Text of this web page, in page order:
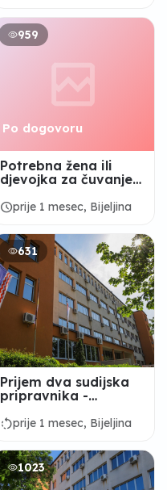
959
Po dogovoru
Potrebna žena ili
djevojka za čuvanje
scheduleprije 1 mesec, Bijeljina
631
Prijem dva sudijska
pripravnika -
BIJELjINI
rotate_leftprije 1 mesec, Bijeljina
1023